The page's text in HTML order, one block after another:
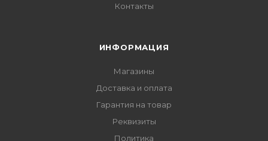
Контакты
ИНФОРМАЦИЯ
Магазины
Доставка и оплата
Гарантия на товар
Реквизиты
Политика